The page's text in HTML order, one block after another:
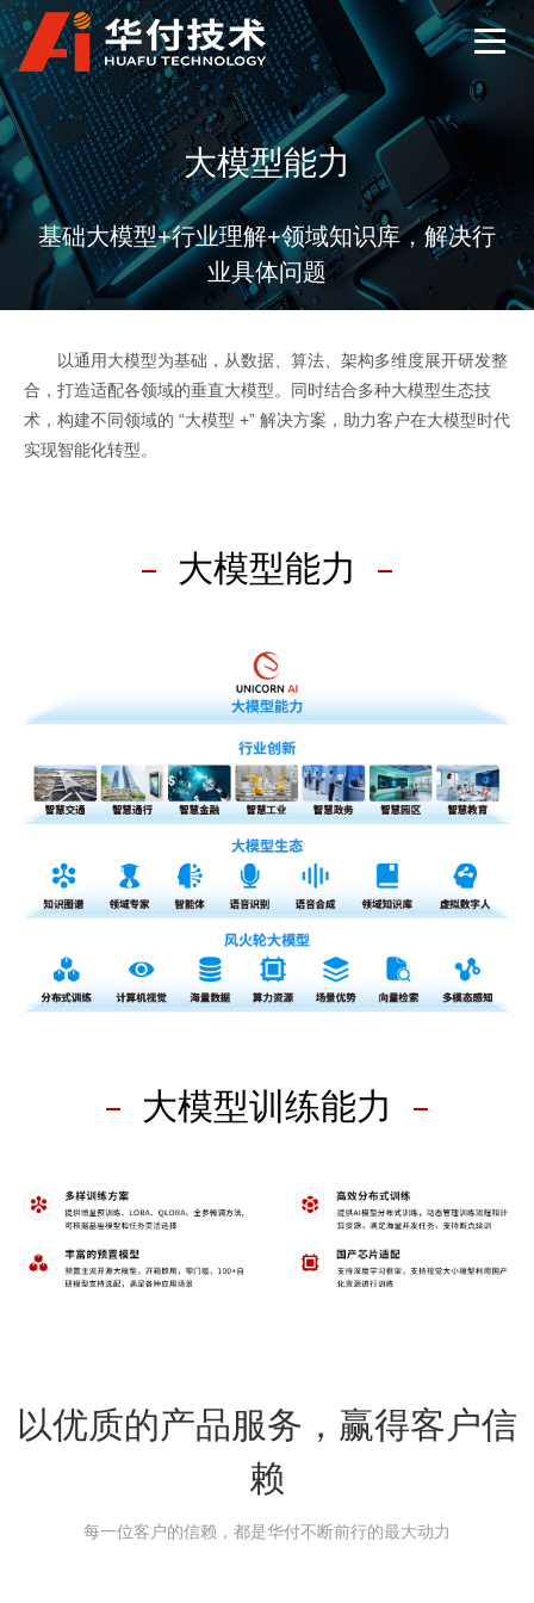
大模型能力
基础大模型+行业理解+领域知识库，解决行
业具体问题
以通用大模型为基础，从数据、算法、架构多维度展开研发整
合，打造适配各领域的垂直大模型。同时结合多种大模型生态技
术，构建不同领域的 “大模型 +” 解决方案，助力客户在大模型时代
实现智能化转型。
大模型能力
大模型训练能力
以优质的产品服务，赢得客户信
赖
每一位客户的信赖，都是华付不断前行的最大动力